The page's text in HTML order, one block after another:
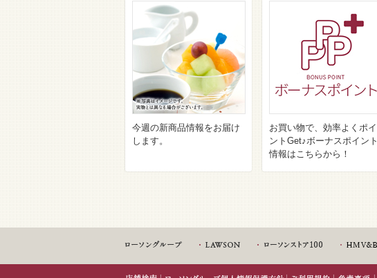
今週の新商品情報をお届け
します。
お買い物で、効率よくポイ
ントGet♪ボーナスポイント
情報はこちらから！